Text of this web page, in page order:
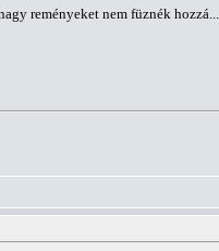
reményeket nem füznék hozzá.....